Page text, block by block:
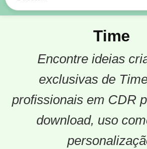
Time
Encontre ideias
exclusivas de
profissionais em CDR
download, uso